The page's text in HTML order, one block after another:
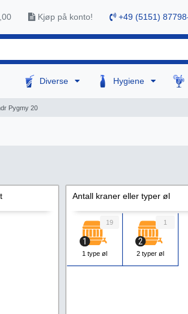
Kjøp på konto! +49 (5151)
Diverse Hygiene
Pygmy 20
Antall kraner eller typer øl
1 type øl
19
2 typer øl
1